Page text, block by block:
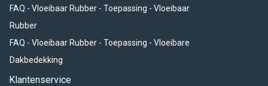
FAQ - Vloeibaar Rubber - Toepassing - Vloeibaar
Rubber
FAQ - Vloeibaar Rubber - Toepassing - Vloeibare
Dakbedekking
Klantenservice